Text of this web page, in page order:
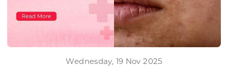
Wednesday, 19 Nov 2025